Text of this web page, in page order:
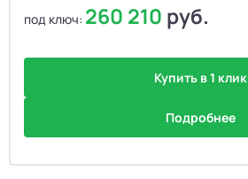
под ключ: 260 210 руб.
Купить в 1 клик
Подробнее